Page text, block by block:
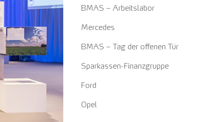
BMAS – Arbeitslabor
Mercedes
BMAS – Tag der offenen Tür
Sparkassen-Finanzgruppe
Ford
Opel